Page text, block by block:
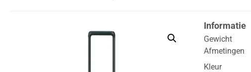
Informatie
Gewicht
Afmetingen
Kleur